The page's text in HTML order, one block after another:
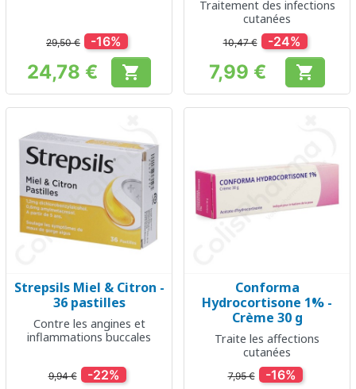
29,50 € -16%
Prix
24,78 € 
Traitement des infections
cutanées
10,47 € -24%
Prix
7,99 € 
Strepsils Miel & Citron -
36 pastilles
Contre les angines et
inflammations buccales
9,94 € -22%
Conforma
Hydrocortisone 1% -
Crème 30 g
Traite les affections
cutanées
7,95 € -16%